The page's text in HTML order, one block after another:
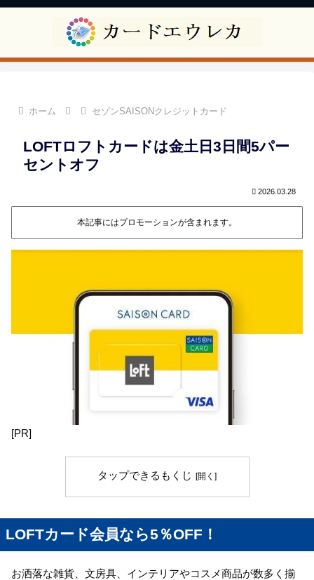
ホーム セゾンSAISONクレジットカード
LOFTロフトカードは金土日3日間5パー
セントオフ
2026.03.28
本記事にはプロモーションが含まれます。
[PR]
タップできるもくじ
LOFTカード会員なら5％OFF！
お洒落な雑貨、文房具、インテリアやコスメ商品が数多く揃